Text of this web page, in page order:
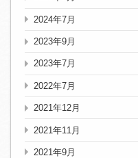
2024年7月
2023年9月
2023年7月
2022年7月
2021年12月
2021年11月
2021年9月